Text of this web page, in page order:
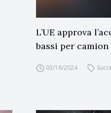
L’UE approva
bassi per
03/18/2024